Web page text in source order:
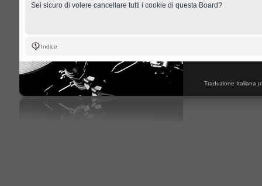
Sei sicuro di volere cancellare tutti i cookie di questa Board?
Indice
Traduzione Italiana